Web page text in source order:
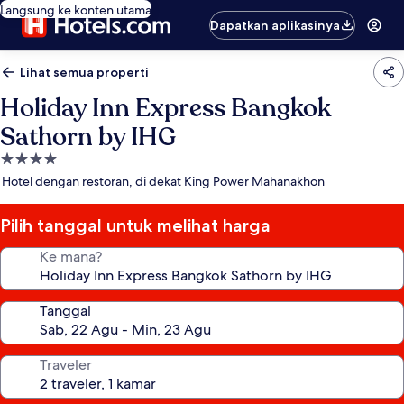
Langsung ke konten utama
Dapatkan aplikasinya
Lihat semua properti
Holiday Inn Express Bangkok
Sathorn by IHG
Properti
bintang
Hotel dengan restoran, di dekat King Power Mahanakhon
Pilih tanggal untuk melihat harga
Ke mana?
Tanggal
Traveler